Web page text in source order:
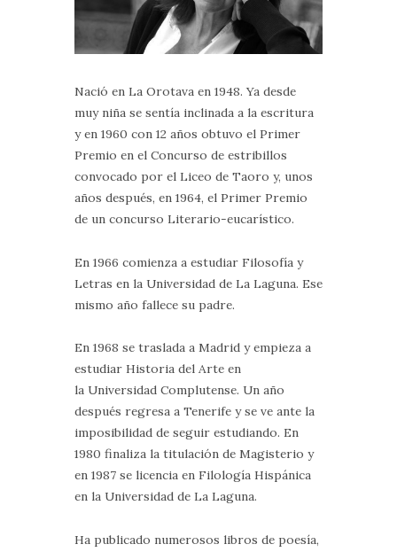
Nació en La Orotava en 1948. Ya desde
muy niña se sentía inclinada a la escritura
y en 1960 con 12 años obtuvo el Primer
Premio en el Concurso de estribillos
convocado por el Liceo de Taoro y, unos
años después, en 1964, el Primer Premio
de un concurso Literario-eucarístico.
En 1966 comienza a estudiar Filosofía y
Letras en la Universidad de La Laguna. Ese
mismo año fallece su padre.
En 1968 se traslada a Madrid y empieza a
estudiar Historia del Arte en
la Universidad Complutense. Un año
después regresa a Tenerife y se ve ante la
imposibilidad de seguir estudiando. En
1980 finaliza la titulación de Magisterio y
en 1987 se licencia en Filología Hispánica
en la Universidad de La Laguna.
Ha publicado numerosos libros de poesía,